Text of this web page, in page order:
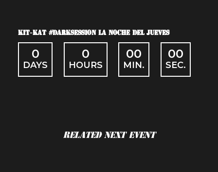
KIT-KAT #DARKSESSION LA NOCHE DEL JUEVES
0
DAYS
0
HOURS
00
MIN.
00
SEC.
Related Next Event